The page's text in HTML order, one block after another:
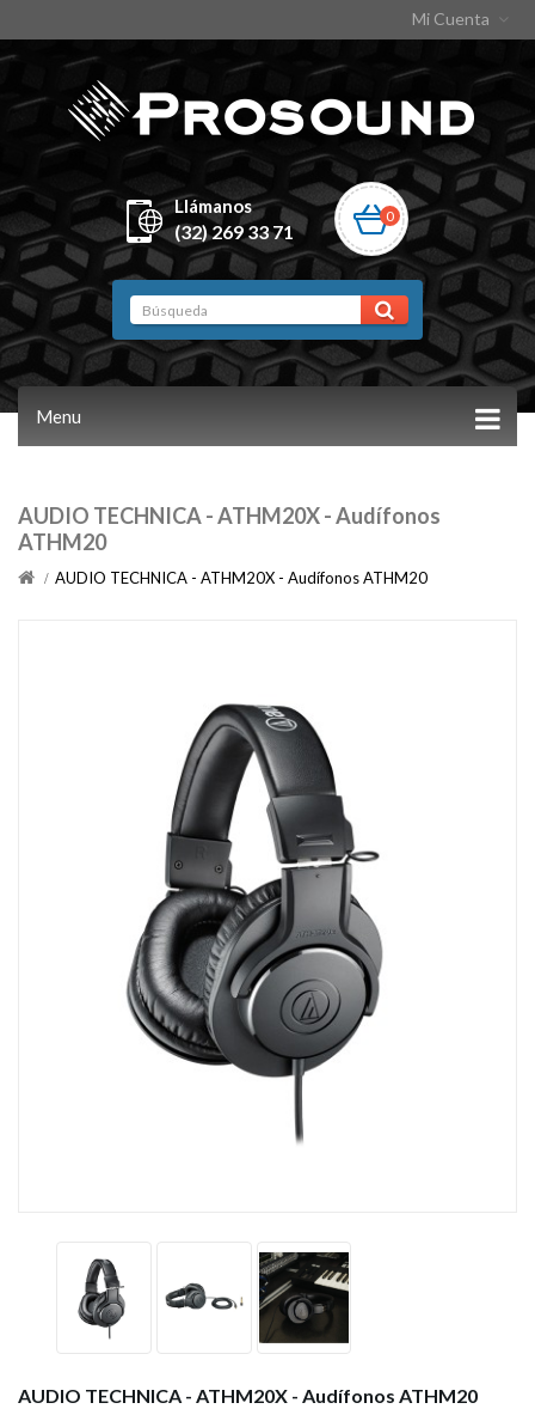
Mi Cuenta
Llámanos
(32) 269 33 71
0
Menu
AUDIO TECHNICA - ATHM20X - Audífonos
ATHM20
AUDIO TECHNICA - ATHM20X - Audífonos ATHM20
AUDIO TECHNICA - ATHM20X - Audífonos ATHM20